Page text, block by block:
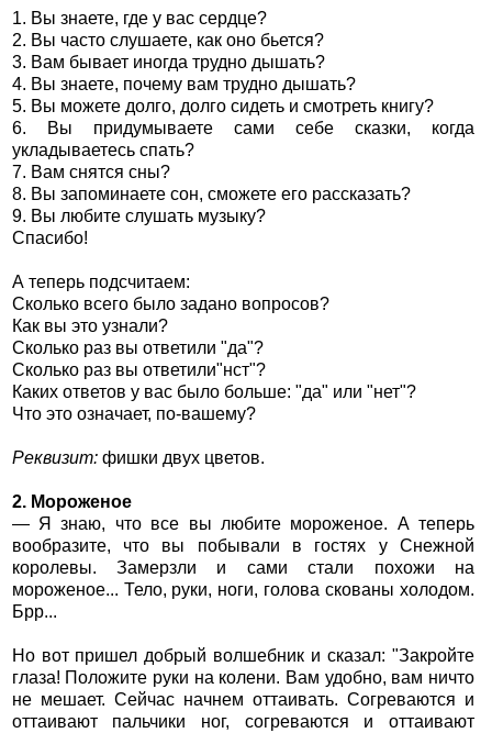
1. Вы знаете, где у вас сердце?
2. Вы часто слушаете, как оно бьется?
3. Вам бывает иногда трудно дышать?
4. Вы знаете, почему вам трудно дышать?
5. Вы можете долго, долго сидеть и смотреть книгу?
6. Вы придумываете сами себе сказки, когда
укладываетесь спать?
7. Вам снятся сны?
8. Вы запоминаете сон, сможете его рассказать?
9. Вы любите слушать музыку?
Спасибо!
А теперь подсчитаем:
Сколько всего было задано вопросов?
Как вы это узнали?
Сколько раз вы ответили "да"?
Сколько раз вы ответили"нст"?
Каких ответов у вас было больше: "да" или "нет"?
Что это означает, по-вашему?
Реквизит: фишки двух цветов.
2. Мороженое
— Я знаю, что все вы любите мороженое. А теперь
вообразите, что вы побывали в гостях у Снежной
королевы. Замерзли и сами стали похожи на
мороженое... Тело, руки, ноги, голова скованы холодом.
Брр...
Но вот пришел добрый волшебник и сказал: "Закройте
глаза! Положите руки на колени. Вам удобно, вам ничто
не мешает. Сейчас начнем оттаивать. Согреваются и
оттаивают пальчики ног, согреваются и оттаивают